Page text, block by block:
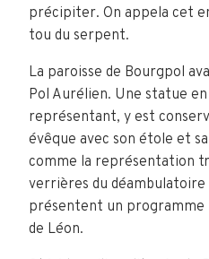
précipiter. On appela cet
tou du serpent.
La paroisse de Bourgpol
Pol Aurélien. Une statue
représentant, y est
évêque avec son étole et
comme la représentation
verrières du déambulatoire
présentent un programme
de Léon.